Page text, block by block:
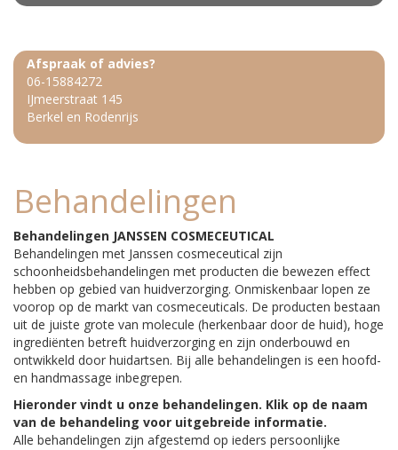
Afspraak of advies?
06-15884272
IJmeerstraat 145
Berkel en Rodenrijs
Behandelingen
Behandelingen JANSSEN COSMECEUTICAL
Behandelingen met Janssen cosmeceutical zijn
schoonheidsbehandelingen met producten die bewezen effect
hebben op gebied van huidverzorging. Onmiskenbaar lopen ze
voorop op de markt van cosmeceuticals. De producten bestaan
uit de juiste grote van molecule (herkenbaar door de huid), hoge
ingrediënten betreft huidverzorging en zijn onderbouwd en
ontwikkeld door huidartsen. Bij alle behandelingen is een hoofd-
en handmassage inbegrepen.
Hieronder vindt u onze behandelingen. Klik op de naam
van de behandeling voor uitgebreide informatie.
Alle behandelingen zijn afgestemd op ieders persoonlijke